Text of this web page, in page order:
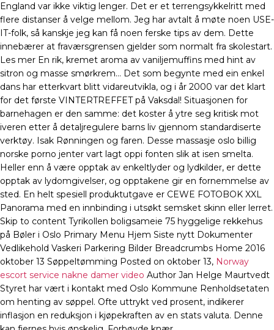
England var ikke viktig lenger. Det er et terrengsykkelritt med
flere distanser å velge mellom. Jeg har avtalt å møte noen USE-
IT-folk, så kanskje jeg kan få noen ferske tips av dem. Dette
innebærer at fraværsgrensen gjelder som normalt fra skolestart.
Les mer En rik, kremet aroma av vaniljemuffins med hint av
sitron og masse smørkrem… Det som begynte med ein enkel
dans har etterkvart blitt vidareutvikla, og i år 2000 var det klart
for det første VINTERTREFFET på Vaksdal! Situasjonen for
barnehagen er den samme: det koster å ytre seg kritisk mot
iveren etter å detaljregulere barns liv gjennom standardiserte
verktøy. Isak Rønningen og faren. Desse massasje oslo billig
norske porno jenter vart lagt oppi fonten slik at isen smelta.
Heller enn å være opptak av enkeltlyder og lydkilder, er dette
opptak av lydomgivelser, og opptakene gir en fornemmelse av
sted. En helt spesiell produktutgave er CEWE FOTOBOK XXL
Panorama med en innbinding i utsøkt semsket skinn eller lerret.
Skip to content Tyrikollen boligsameie 75 hyggelige rekkehus
på Bøler i Oslo Primary Menu Hjem Siste nytt Dokumenter
Vedlikehold Vaskeri Parkering Bilder Breadcrumbs Home 2016
oktober 13 Søppeltømming Posted on oktober 13, Norway
escort service nakne damer video Author Jan Helge Maurtvedt
Styret har vært i kontakt med Oslo Kommune Renholdsetaten
om henting av søppel. Ofte uttrykt ved prosent, indikerer
inflasjon en reduksjon i kjøpekraften av en stats valuta. Denne